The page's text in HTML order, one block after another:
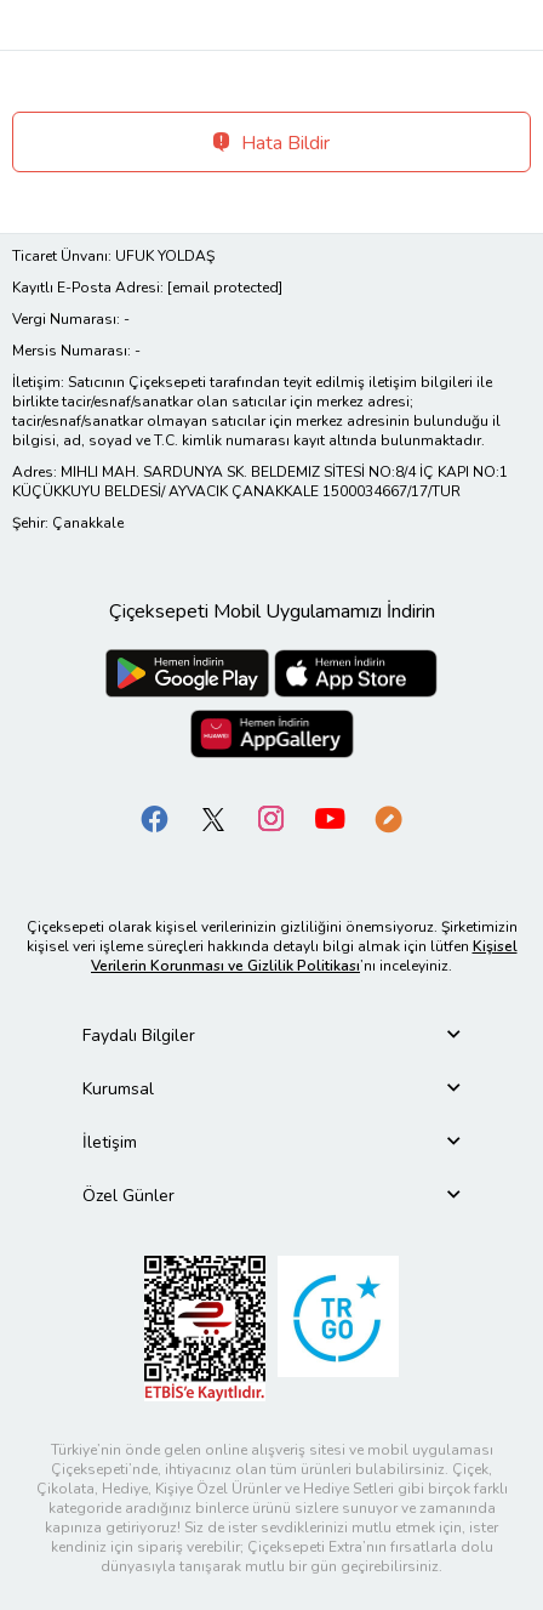
Hata Bildir
Ticaret Ünvanı: UFUK YOLDAŞ
Kayıtlı E-Posta Adresi: [email protected]
Vergi Numarası: -
Mersis Numarası: -
İletişim: Satıcının Çiçeksepeti tarafından teyit edilmiş iletişim bilgileri ile
birlikte tacir/esnaf/sanatkar olan satıcılar için merkez adresi;
tacir/esnaf/sanatkar olmayan satıcılar için merkez adresinin bulunduğu il
bilgisi, ad, soyad ve T.C. kimlik numarası kayıt altında bulunmaktadır.
Adres: MIHLI MAH. SARDUNYA SK. BELDEMIZ SİTESİ NO:8/4 İÇ KAPI NO:1
KÜÇÜKKUYU BELDESİ/ AYVACIK ÇANAKKALE 1500034667/17/TUR
Şehir: Çanakkale
Çiçeksepeti Mobil Uygulamamızı İndirin
Çiçeksepeti olarak kişisel verilerinizin gizliliğini önemsiyoruz. Şirketimizin
kişisel veri işleme süreçleri hakkında detaylı bilgi almak için lütfen Kişisel
Verilerin Korunması ve Gizlilik Politikası’nı inceleyiniz.
Faydalı Bilgiler
Kurumsal
İletişim
Özel Günler
Türkiye’nin önde gelen online alışveriş sitesi ve mobil uygulaması
Çiçeksepeti’nde, ihtiyacınız olan tüm ürünleri bulabilirsiniz. Çiçek,
Çikolata, Hediye, Kişiye Özel Ürünler ve Hediye Setleri gibi birçok farklı
kategoride aradığınız binlerce ürünü sizlere sunuyor ve zamanında
kapınıza getiriyoruz! Siz de ister sevdiklerinizi mutlu etmek için, ister
kendiniz için sipariş verebilir; Çiçeksepeti Extra’nın fırsatlarla dolu
dünyasıyla tanışarak mutlu bir gün geçirebilirsiniz.